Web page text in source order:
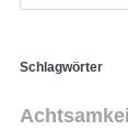
Schlagwörter